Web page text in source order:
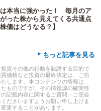
は本当に強かった！ 毎月のア
った株から見えてくる共通点
価はどうなる？】
▸ もっと記事を見る
資その他の行動を勧誘する目的で
価格など投資の最終決定は、ご自
します。本コンテンツの情報は、
ものですが、その情報源の確実性
記載内容に関するご質問・ご照会
ださいますようお願い申し上げま
更することがあります。